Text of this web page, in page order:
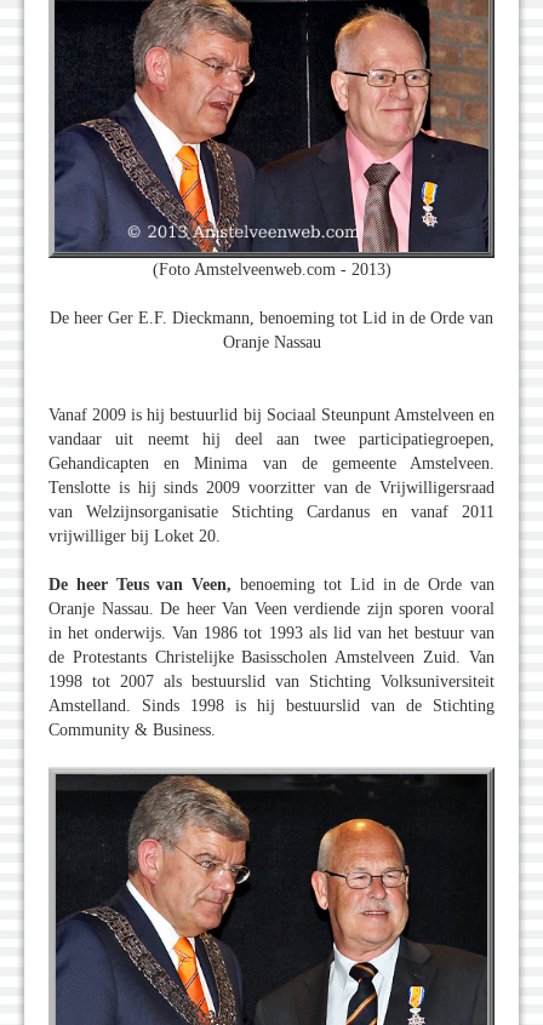
(Foto Amstelveenweb.com - 2013)
De heer Ger E.F. Dieckmann, benoeming tot Lid in de Orde van
Oranje Nassau
Vanaf 2009 is hij bestuurlid bij Sociaal Steunpunt Amstelveen en
vandaar uit neemt hij deel aan twee participatiegroepen,
Gehandicapten en Minima van de gemeente Amstelveen.
Tenslotte is hij sinds 2009 voorzitter van de Vrijwilligersraad
van Welzijnsorganisatie Stichting Cardanus en vanaf 2011
vrijwilliger bij Loket 20.
De heer Teus van Veen, benoeming tot Lid in de Orde van
Oranje Nassau. De heer Van Veen verdiende zijn sporen vooral
in het onderwijs. Van 1986 tot 1993 als lid van het bestuur van
de Protestants Christelijke Basisscholen Amstelveen Zuid. Van
1998 tot 2007 als bestuurslid van Stichting Volksuniversiteit
Amstelland. Sinds 1998 is hij bestuurslid van de Stichting
Community & Business.